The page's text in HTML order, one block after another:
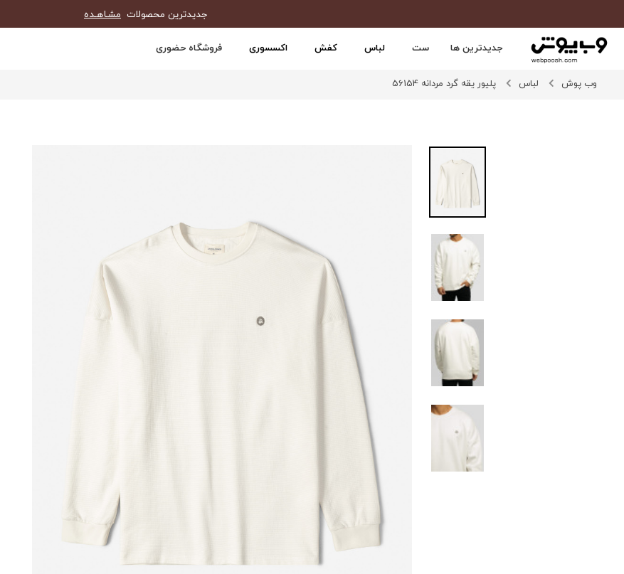
جدیدترین محصولات مشـاهـده
جدیدترین ها ست لباس کفش اکسسوری فروشگاه حضوری
وب پوش لباس پلیور یقه گرد مردانه 56154